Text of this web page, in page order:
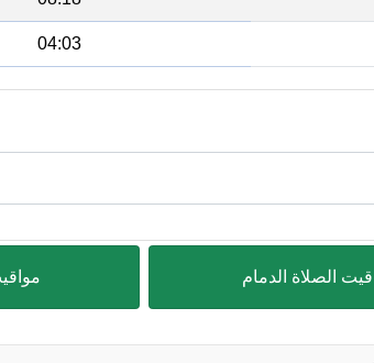
04:03
الصلاة الدمام